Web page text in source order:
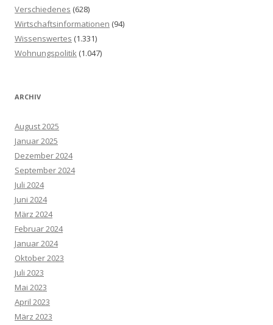
Verschiedenes (628)
Wirtschaftsinformationen (94)
Wissenswertes (1.331)
Wohnungspolitik (1.047)
ARCHIV
August 2025
Januar 2025
Dezember 2024
September 2024
Juli 2024
Juni 2024
März 2024
Februar 2024
Januar 2024
Oktober 2023
Juli 2023
Mai 2023
April 2023
März 2023